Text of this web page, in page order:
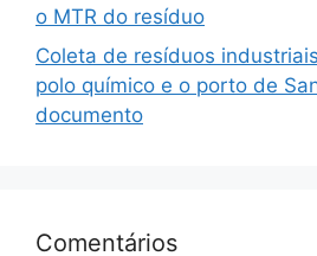
o MTR do resíduo
Coleta de resíduos
polo químico e o porto de
documento
Comentários